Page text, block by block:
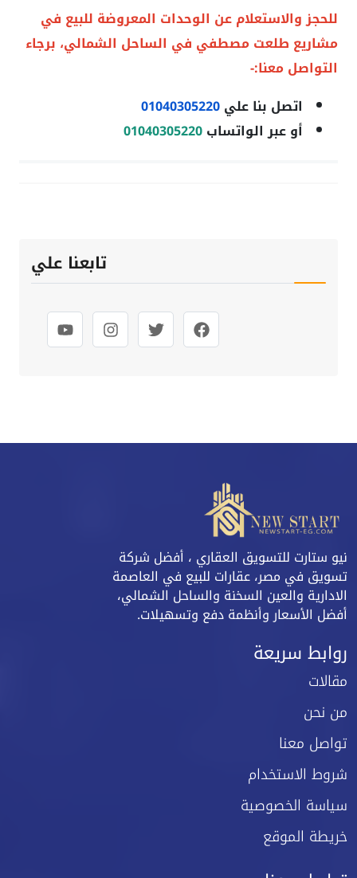
للحجز والاستعلام عن الوحدات المعروضة للبيع في
مشاريع طلعت مصطفي في الساحل الشمالي، برجاء
التواصل معنا:-
اتصل بنا علي01040305220
أو عبر الواتساب01040305220
تابعنا علي
نيو ستارت للتسويق العقاري ، أفضل شركة
تسويق في مصر، عقارات للبيع في العاصمة
الادارية والعين السخنة والساحل الشمالي،
أفضل الأسعار وأنظمة دفع وتسهيلات.
روابط سريعة
مقالات
من نحن
تواصل معنا
شروط الاستخدام
سياسة الخصوصية
خريطة الموقع